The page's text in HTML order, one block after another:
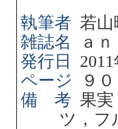
執筆者 若山
雑誌名
ａ
発行日
2011
ページ
９
備 考 果
ツ，フ